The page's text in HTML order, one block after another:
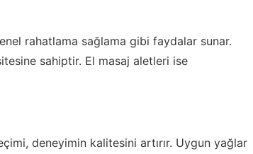
rahatlama sağlama gibi faydalar sunar.
sahiptir. El masaj aletleri ise
deneyimin kalitesini artırır. Uygun yağlar